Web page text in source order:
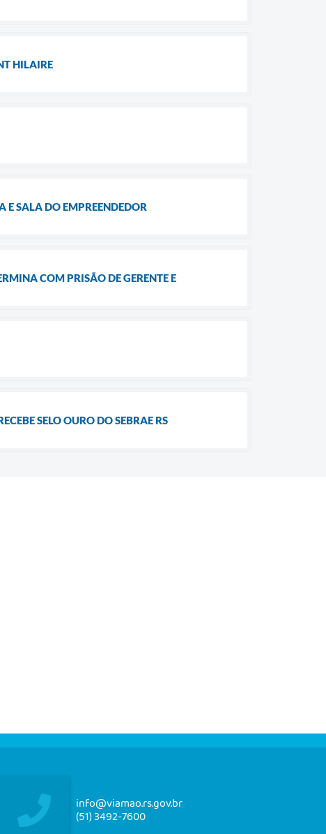
HILAIRE
SALA DO EMPREENDEDOR
COM PRISÃO DE GERENTE E
SELO OURO DO SEBRAE RS
info@viamao.rs.gov.br
(51) 3492-7600